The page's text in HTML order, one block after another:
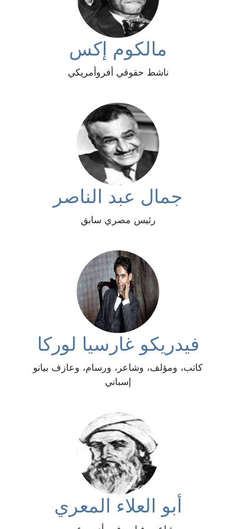
مالكوم إكس
ناشط حقوقي أفروأمريكي
جمال عبد الناصر
رئيس مصري سابق
فيدريكو غارسيا لوركا
كاتب، ومؤلف، وشاعر، ورسام، وعازف بيانو
إسباني
أبو العلاء المعري